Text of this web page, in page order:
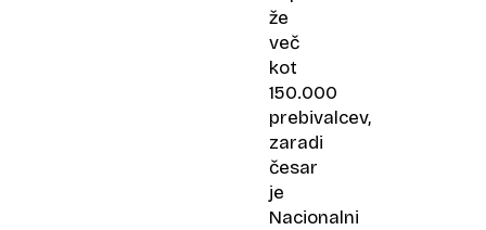
že
več
kot
150.000
prebivalcev,
zaradi
česar
je
Nacionalni